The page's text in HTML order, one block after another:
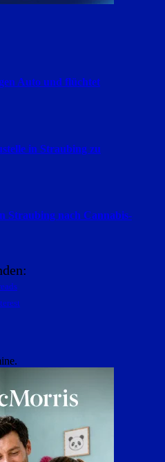
Auto und flüchtet
in Straubing zu
Straubing nach Cannabis-